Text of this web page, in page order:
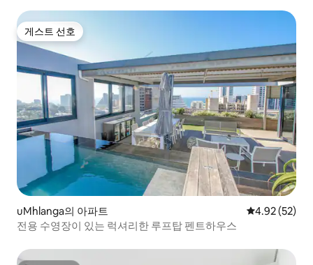
게스트 선호
게스트 선호
uMhlanga의 아파트 평점 4.92점(5
4.92 (52)
전용 수영장이 있는 럭셔리한 루프탑 펜트하우스